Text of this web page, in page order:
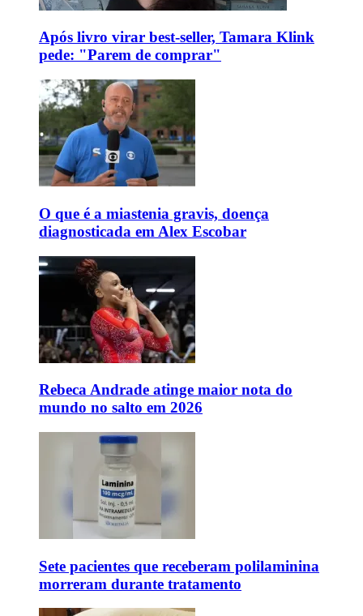
Após livro virar best-seller, Tamara Klink
pede: "Parem de comprar"
O que é a miastenia gravis, doença
diagnosticada em Alex Escobar
Rebeca Andrade atinge maior nota do
mundo no salto em 2026
Sete pacientes que receberam polilaminina
morreram durante tratamento